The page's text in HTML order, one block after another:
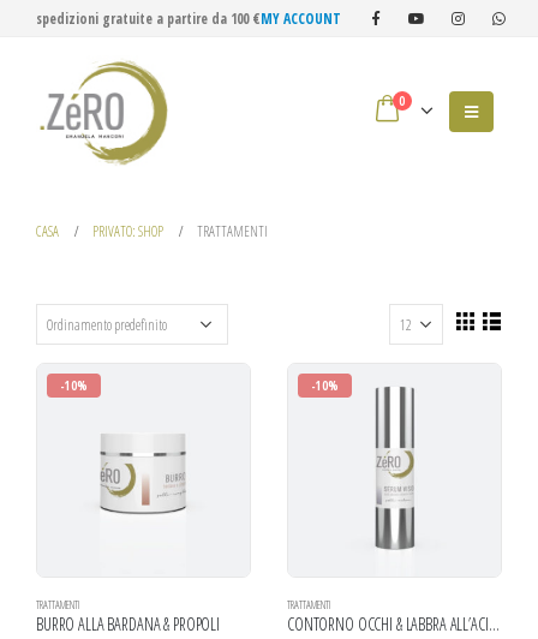
spedizioni gratuite a partire da 100 €MY ACCOUNT
0
CASA PRIVATO: SHOP TRATTAMENTI
-10%
TRATTAMENTI
BURRO ALLA BARDANA & PROPOLI
-10%
TRATTAMENTI
CONTORNO OCCHI & LABBRA ALL’ACIDO JALURONICO